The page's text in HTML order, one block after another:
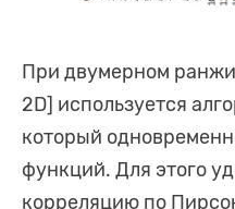
При двумерном
2D] используется
который
функций. Для этого
корреляцию по